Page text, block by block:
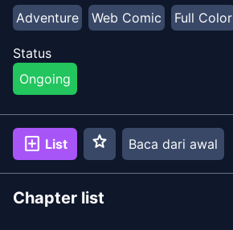
Adventure
Web Comic Full Color
Status
Ongoing
add_box List star Baca dari awal
Chapter list